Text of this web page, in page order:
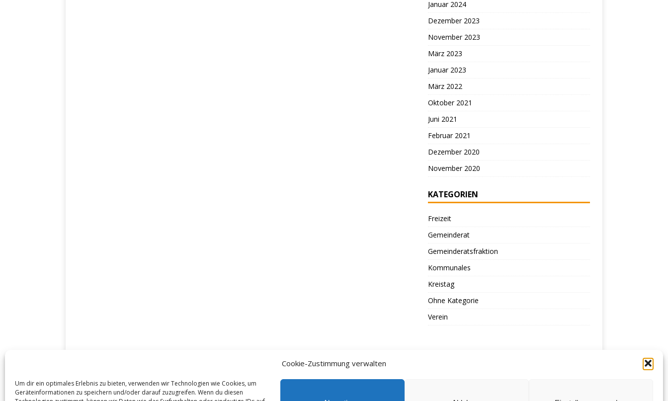
Cookie-Zustimmung verwalten
Um dir ein optimales Erlebnis zu bieten, verwenden wir Technologien wie Cookies, um
Geräteinformationen zu speichern und/oder darauf zuzugreifen. Wenn du diesen
Januar 2024
Dezember 2023
November 2023
März 2023
Januar 2023
März 2022
Oktober 2021
Juni 2021
Februar 2021
Dezember 2020
November 2020
KATEGORIEN
Freizeit
Gemeinderat
Gemeinderatsfraktion
Kommunales
Kreistag
Ohne Kategorie
Verein
Cookie-Richtlinie (EU)